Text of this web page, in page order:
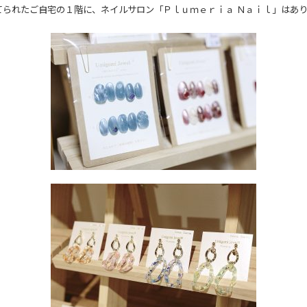
られたご自宅の１階に、ネイルサロン「Ｐｌｕｍｅｒｉａ Ｎａｉｌ」はあ